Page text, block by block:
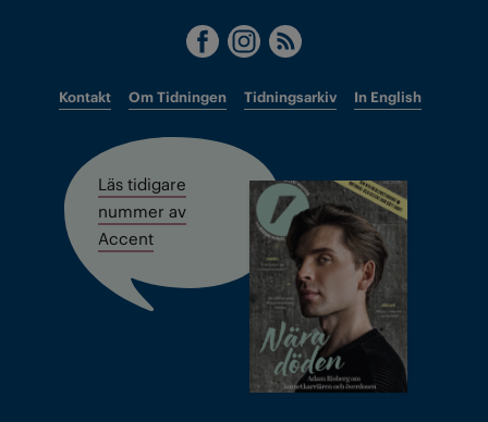
Kontakt Om Tidningen Tidningsarkiv In English
Läs tidigare
nummer av
Accent